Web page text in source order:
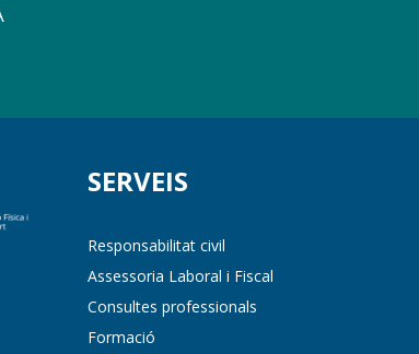
SERVEIS
Responsabilitat civil
Assessoria Laboral i Fiscal
Consultes professionals
Formació